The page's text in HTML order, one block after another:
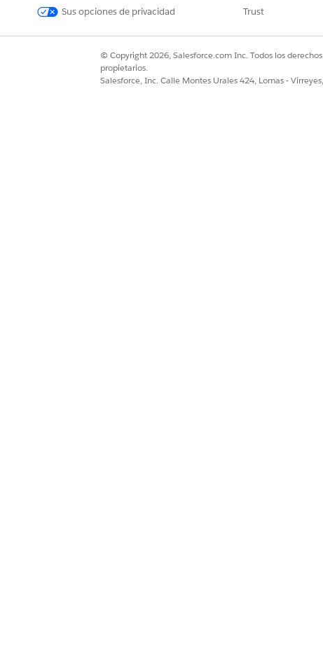
de servicio a un territorio de servicio para Atención a domicilio
horarios laborales del territorio de servicio.
Sus opciones de privacidad
Trust
© Copyright 2026, Salesforce.com Inc. Todos los
propietarios.
Salesforce, Inc. Calle Montes Urales 424, Lomas -